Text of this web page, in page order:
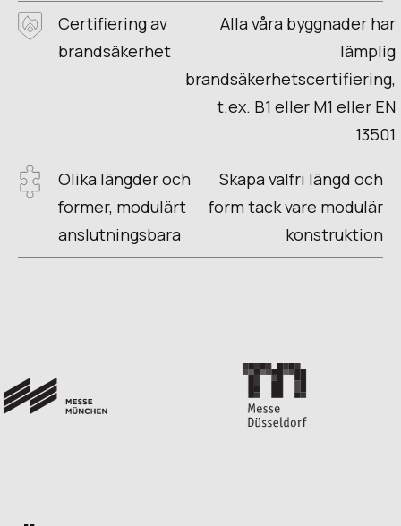
Certifiering av
brandsäkerhet
Alla våra byggnader har
lämplig
brandsäkerhetscertifiering,
t.ex. B1 eller M1 eller EN
13501
Olika längder och
former, modulärt
anslutningsbara
Skapa valfri längd och
form tack vare modulär
konstruktion